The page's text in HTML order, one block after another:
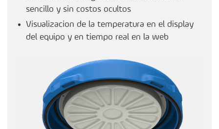
sencillo y sin costos ocultos
Visualizacion de la temperatura en el display
del equipo y en tiempo real en la web